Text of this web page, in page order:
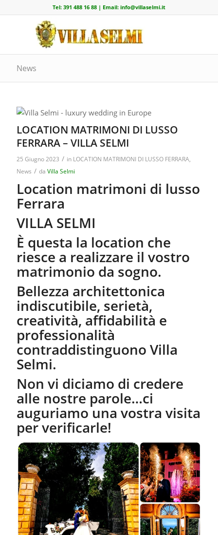
Tel: 391 488 16 88| Email: info@villaselmi.it
News
LOCATION MATRIMONI DI LUSSO
FERRARA – VILLA SELMI
25 Giugno 2023 / in LOCATION MATRIMONI DI LUSSO FERRARA,
News / da Villa Selmi
Location matrimoni di lusso
Ferrara
VILLA SELMI
È questa la location che
riesce a realizzare il vostro
matrimonio da sogno.
Bellezza architettonica
indiscutibile, serietà,
creatività, affidabilità e
professionalità
contraddistinguono Villa
Selmi.
Non vi diciamo di credere
alle nostre parole…ci
auguriamo una vostra visita
per verificarle!